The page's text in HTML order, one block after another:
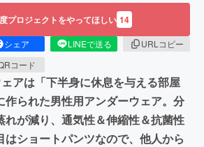
プロジェクトをやってほしい 14
シェア LINEで送る
URLコピー
コード
アは「下半身に休息を与える部屋
作られた男性用アンダーウェア。分
れが減り、通気性＆伸縮性＆抗菌性
はショートパンツなので、他人から